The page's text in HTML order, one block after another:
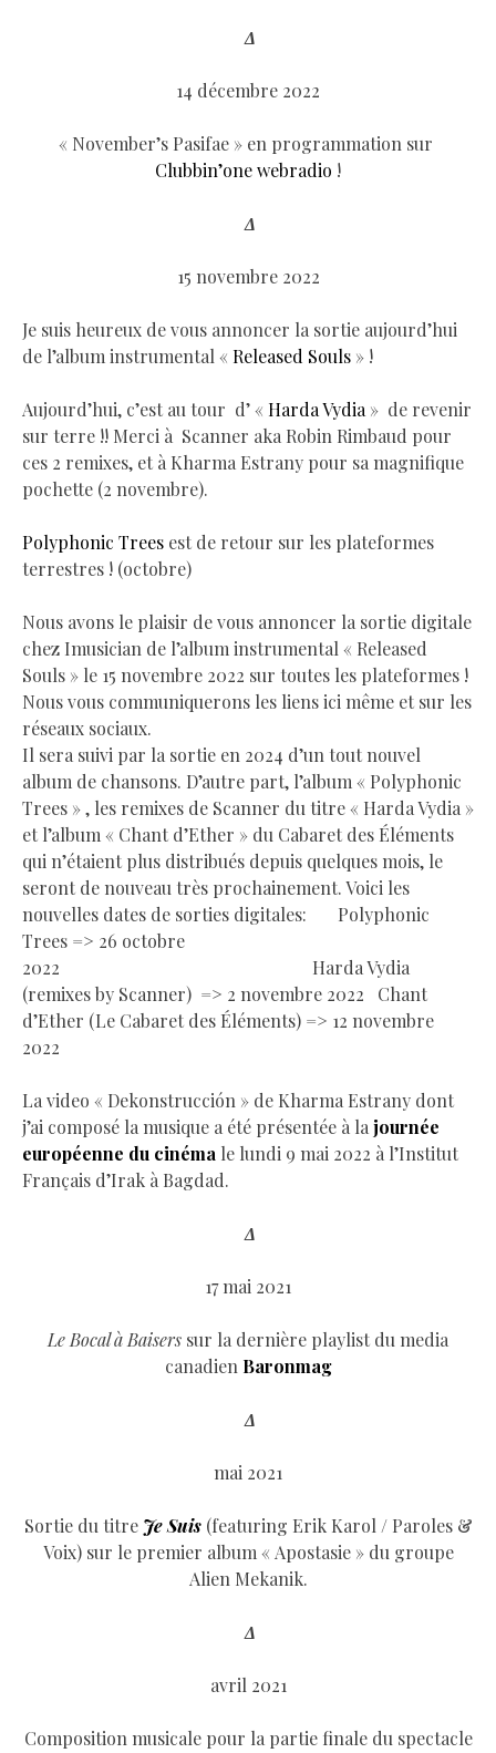
Δ
14 décembre 2022
« November’s Pasifae » en programmation sur
Clubbin’one webradio !
Δ
15 novembre 2022
Je suis heureux de vous annoncer la sortie aujourd’hui
de l’album instrumental « Released Souls » !
Aujourd’hui, c’est au tour d’ « Harda Vydia » de revenir
sur terre !! Merci à Scanner aka Robin Rimbaud pour
ces 2 remixes, et à Kharma Estrany pour sa magnifique
pochette (2 novembre).
Polyphonic Trees est de retour sur les plateformes
terrestres ! (octobre)
Nous avons le plaisir de vous annoncer la sortie digitale
chez Imusician de l’album instrumental « Released
Souls » le 15 novembre 2022 sur toutes les plateformes !
Nous vous communiquerons les liens ici même et sur les
réseaux sociaux.
Il sera suivi par la sortie en 2024 d’un tout nouvel
album de chansons. D’autre part, l’album « Polyphonic
Trees » , les remixes de Scanner du titre « Harda Vydia »
et l’album « Chant d’Ether » du Cabaret des Éléments
qui n’étaient plus distribués depuis quelques mois, le
seront de nouveau très prochainement. Voici les
nouvelles dates de sorties digitales: Polyphonic
Trees => 26 octobre
2022 Harda Vydia
(remixes by Scanner) => 2 novembre 2022 Chant
d’Ether (Le Cabaret des Éléments) => 12 novembre
2022
La video « Dekonstrucción » de Kharma Estrany dont
j’ai composé la musique a été présentée à la journée
européenne du cinéma le lundi 9 mai 2022 à l’Institut
Français d’Irak à Bagdad.
Δ
17 mai 2021
Le Bocal à Baisers sur la dernière playlist du media
canadien Baronmag
Δ
mai 2021
Sortie du titre Je Suis(featuring Erik Karol / Paroles &
Voix) sur le premier album « Apostasie » du groupe
Alien Mekanik.
Δ
avril 2021
Composition musicale pour la partie finale du spectacle